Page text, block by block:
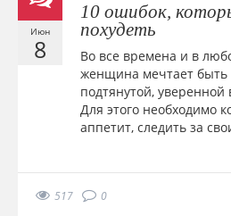
Июн
8
10 ошибок,
похудеть
Во все времена и в
женщина мечтает быть
подтянутой,
Для этого необходимо
аппетит, следить за
517 0